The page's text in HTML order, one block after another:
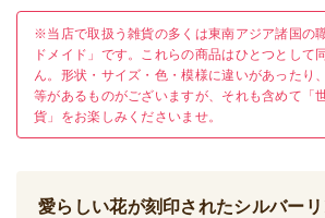
※当店で取扱う雑貨の多くは東南アジア諸国の
ドメイド」です。これらの商品はひとつとして
ん。形状・サイズ・色・模様に違いがあったり
等があるものがございますが、それも含めて「
貨」をお楽しみくださいませ。
愛らしい花が刻印されたシルバー